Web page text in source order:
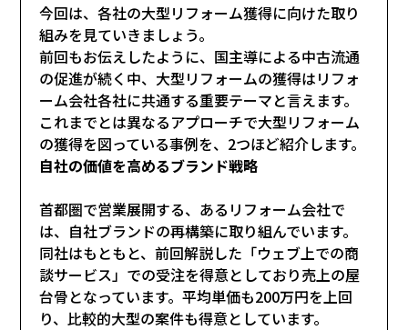
今回は、各社の大型リフォーム獲得に向けた取り
組みを見ていきましょう。
前回もお伝えしたように、国主導による中古流通
の促進が続く中、大型リフォームの獲得はリフォ
ーム会社各社に共通する重要テーマと言えます。
これまでとは異なるアプローチで大型リフォーム
の獲得を図っている事例を、2つほど紹介します。
自社の価値を高めるブランド戦略
首都圏で営業展開する、あるリフォーム会社で
は、自社ブランドの再構築に取り組んでいます。
同社はもともと、前回解説した「ウェブ上での商
談サービス」での受注を得意としており売上の屋
台骨となっています。平均単価も200万円を上回
り、比較的大型の案件も得意としています。